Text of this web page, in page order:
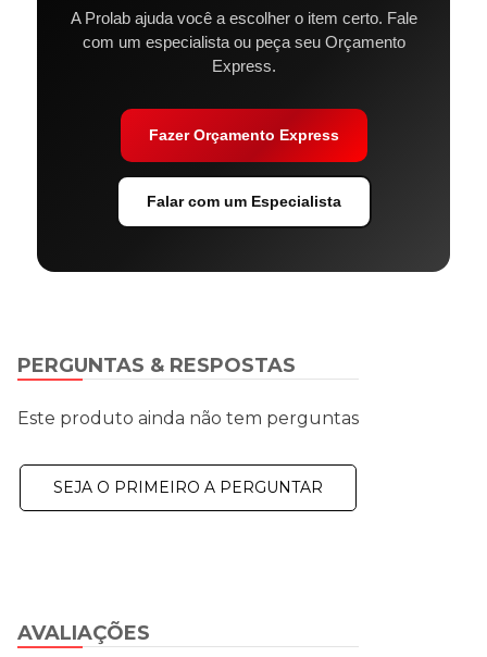
A Prolab ajuda você a escolher o item certo. Fale
com um especialista ou peça seu Orçamento
Express.
Fazer Orçamento Express
Falar com um Especialista
AVALIAÇÕES
PERGUNTAS & RESPOSTAS
Este produto ainda não tem perguntas
SEJA O PRIMEIRO A PERGUNTAR